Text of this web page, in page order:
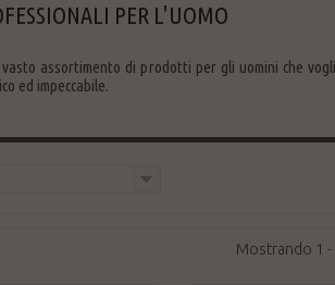
PER L'UOMO
assortimento di prodotti per gli uomini che
ed impeccabile.
Mostrando 1